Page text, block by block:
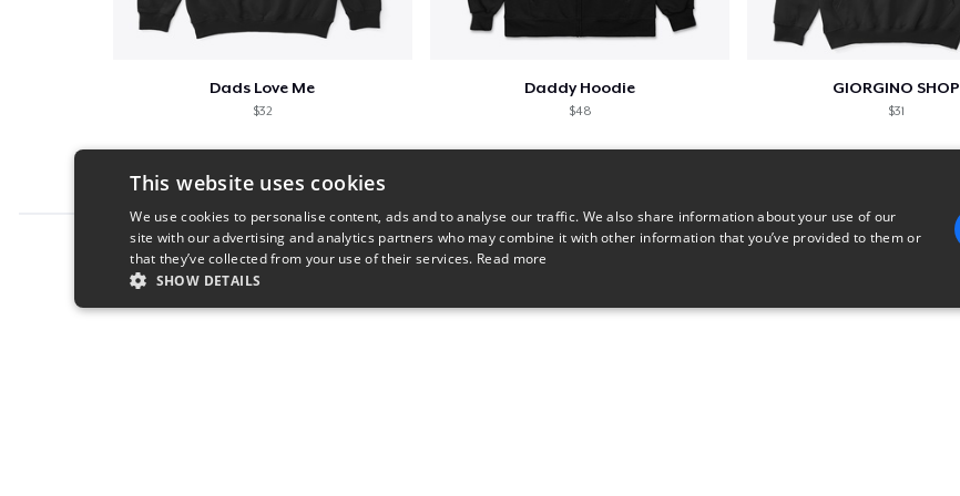
Dads Love Me
$32
Daddy Hoodie
$48
GIORGINO SHOP
$31
Report this product
This website uses cookies
We use cookies to personalise content, ads and to analyse our traffic. We also share information about your use of our
site with our advertising and analytics partners who may combine it with other information that you’ve provided to them or
that they’ve collected from your use of their services. Read more
SHOW DETAILS